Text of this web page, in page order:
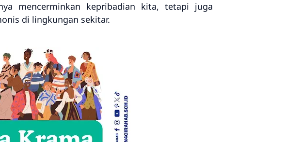
mencerminkan kepribadian kita, tetapi juga
di lingkungan sekitar.